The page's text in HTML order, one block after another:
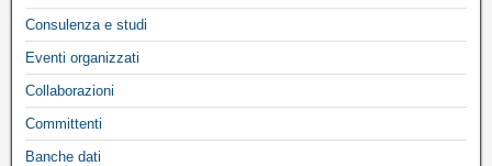
Consulenza e studi
Eventi organizzati
Collaborazioni
Committenti
Banche dati